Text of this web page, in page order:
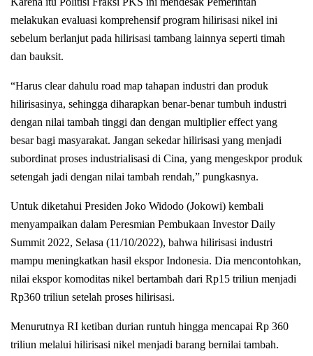
melakukan evaluasi komprehensif program hilirisasi nikel ini
sebelum berlanjut pada hilirisasi tambang lainnya seperti timah
dan bauksit.
“Harus clear dahulu road map tahapan industri dan produk
hilirisasinya, sehingga diharapkan benar-benar tumbuh industri
dengan nilai tambah tinggi dan dengan multiplier effect yang
besar bagi masyarakat. Jangan sekedar hilirisasi yang menjadi
subordinat proses industrialisasi di Cina, yang mengeskpor produk
setengah jadi dengan nilai tambah rendah,” pungkasnya.
Untuk diketahui Presiden Joko Widodo (Jokowi) kembali
menyampaikan dalam Peresmian Pembukaan Investor Daily
Summit 2022, Selasa (11/10/2022), bahwa hilirisasi industri
mampu meningkatkan hasil ekspor Indonesia. Dia mencontohkan,
nilai ekspor komoditas nikel bertambah dari Rp15 triliun menjadi
Rp360 triliun setelah proses hilirisasi.
Menurutnya RI ketiban durian runtuh hingga mencapai Rp 360
triliun melalui hilirisasi nikel menjadi barang bernilai tambah.